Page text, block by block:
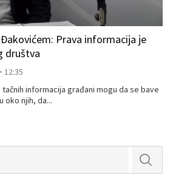
Prava informacija je
društva
12:35
informacija građani mogu da se bave
oko njih, da...